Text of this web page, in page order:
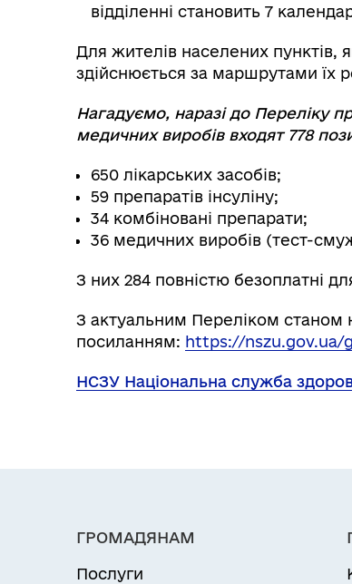
відділенні становить 7
Для жителів населених пунктів,
здійснюється за маршрутами їх
Нагадуємо, наразі до Переліку
медичних виробів входят 778
650 лікарських засобів;
59 препаратів інсуліну;
34 комбіновані препарати;
36 медичних виробів (тест-
З них 284 повністю безоплатні
З актуальним Переліком станом
посиланням: https://
НСЗУ Національна служба
ГРОМАДЯНАМ
Послуги